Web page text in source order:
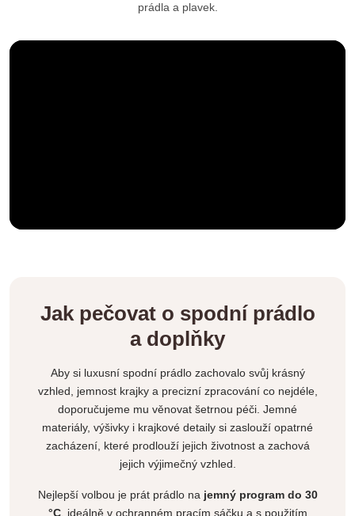
prádla a plavek.
Jak pečovat o spodní prádlo
a doplňky
Aby si luxusní spodní prádlo zachovalo svůj krásný
vzhled, jemnost krajky a precizní zpracování co nejdéle,
doporučujeme mu věnovat šetrnou péči. Jemné
materiály, výšivky i krajkové detaily si zaslouží opatrné
zacházení, které prodlouží jejich životnost a zachová
jejich výjimečný vzhled.
Nejlepší volbou je prát prádlo na jemný program do 30
°C, ideálně v ochranném pracím sáčku a s použitím